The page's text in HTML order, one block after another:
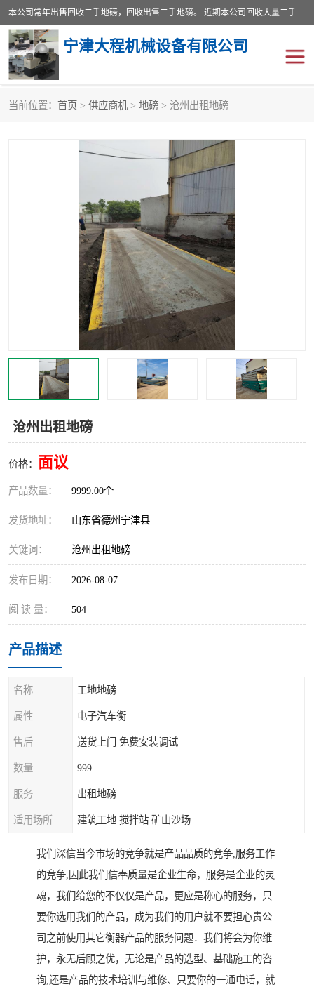
本公司常年出售回收二手地磅，回收出售二手地磅。 近期本公司回收大量二手地磅，型号齐全，宽度从2米到3.5米，长度5米到25米，承重吨位从10到200吨，成色7—9成新。 ? 使用年限6个月至2年，产品来源于个人闲置品，工矿企业停用品，因小换大而来。 精准度和新的一样， 二手地磅是内行人的选择，打个电话就省钱朋友您好等什么
宁津大程机械设备有限公司
当前位置： 首页 > 供应商机 > 地磅 > 沧州出租地磅
沧州出租地磅
价格： 面议
产品数量： 9999.00个
发货地址： 山东省德州宁津县
关键词： 沧州出租地磅
发布日期： 2026-08-07
阅 读 量： 504
产品描述
名称 工地地磅
属性 电子汽车衡
售后 送货上门 免费安装调试
数量 999
服务 出租地磅
适用场所 建筑工地 搅拌站 矿山沙场
我们深信当今市场的竞争就是产品品质的竞争,服务工作
的竞争,因此我们信奉质量是企业生命，服务是企业的灵
魂，我们给您的不仅仅是产品，更应是称心的服务，只
要你选用我们的产品，成为我们的用户就不要担心贵公
司之前使用其它衡器产品的服务问题．我们将会为你维
护，永无后顾之优，无论是产品的选型、基础施工的咨
询,还是产品的技术培训与维修、只要你的一通电话，就
废纸打包机
食品烘干机
装载机电子秤 输送机
半自动输送机 全自动输送机
食品螺旋塔
木材撕碎机
塑料撕碎机